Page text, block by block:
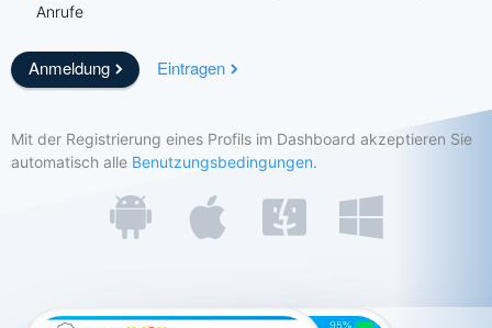
Anrufe
Anmeldung Eintragen
Mit der Registrierung eines Profils im Dashboard akzeptieren Sie
automatisch alle Benutzungsbedingungen.